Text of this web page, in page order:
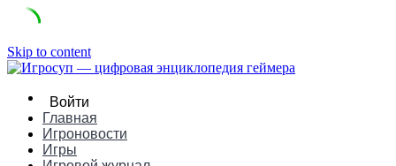
Skip to content
Войти
Главная
Игроновости
Игры